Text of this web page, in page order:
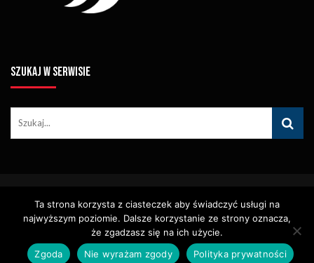
SZUKAJ W SERWISIE
Tym Zdjęć, Materiałów Wideo) Bez Pisemnego Zezwolenia
Zabronione.
Identyfikacja Wizualna – Logotypy
Polityka Cookies
Polityka Prywatności
Polityka Wydawnicza
Kontakt
Ta strona korzysta z ciasteczek aby świadczyć usługi na
najwyższym poziomie. Dalsze korzystanie ze strony oznacza,
że zgadzasz się na ich użycie.
Zgoda
Nie wyrażam zgody Polityka prywatności